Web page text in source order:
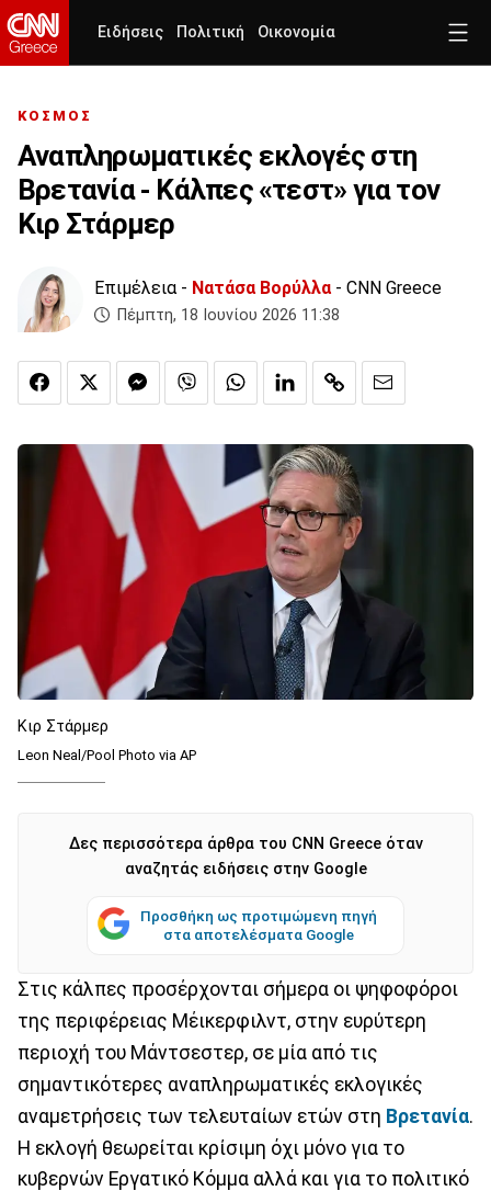
Ειδήσεις Πολιτική Οικονομία
ΚΟΣΜΟΣ
Αναπληρωματικές εκλογές στη
Βρετανία - Κάλπες «τεστ» για τον
Κιρ Στάρμερ
Επιμέλεια - Νατάσα Βορύλλα- CNN Greece
Πέμπτη, 18 Ιουνίου 2026 11:38
Κιρ Στάρμερ
Leon Neal/Pool Photo via AP
Δες περισσότερα άρθρα του CNN Greece όταν
αναζητάς ειδήσεις στην Google
Προσθήκη ως προτιμώμενη πηγή
στα αποτελέσματα Google
Στις κάλπες προσέρχονται σήμερα οι ψηφοφόροι
της περιφέρειας Μέικερφιλντ, στην ευρύτερη
περιοχή του Μάντσεστερ, σε μία από τις
σημαντικότερες αναπληρωματικές εκλογικές
αναμετρήσεις των τελευταίων ετών στη Βρετανία.
Η εκλογή θεωρείται κρίσιμη όχι μόνο για το
κυβερνών Εργατικό Κόμμα αλλά και για το πολιτικό